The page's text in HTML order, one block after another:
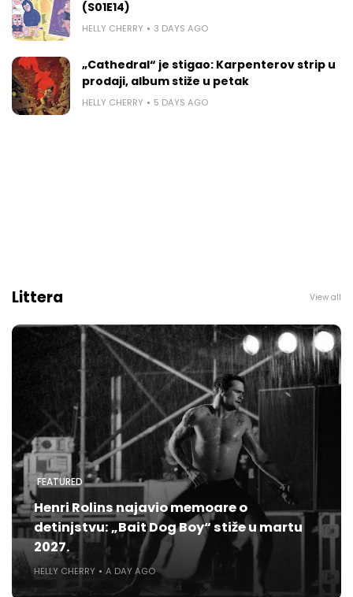
(S01E14)
HELLY CHERRY 3 DAYS AGO
„Cathedral“ je stigao: Karpenterov strip u
prodaji, album stiže u petak
HELLY CHERRY 5 DAYS AGO
Littera View all
FEATURED
Henri Rolins najavio memoare o
detinjstvu: „Bait Dog Boy“ stiže u martu
2027.
HELLY CHERRY A DAY AGO